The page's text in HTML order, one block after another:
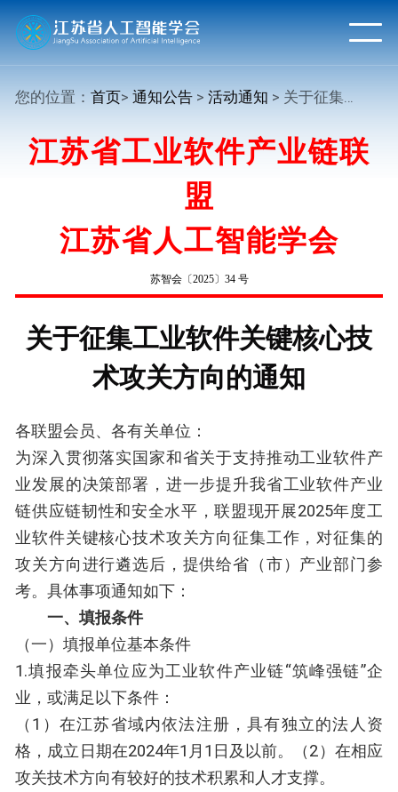
您的位置：首页>通知公告 >活动通知 > 关于征集工业软件关键核心技术攻关方向的通知
江苏省工业软件产业链联
盟
江苏省人工智能学会
苏智会〔2025〕34 号
关于征集工业软件关键核心技
术攻关方向的通知
各联盟会员、各有关单位：
为深入贯彻落实国家和省关于支持推动工业软件产
业发展的决策部署，进一步提升我省工业软件产业
链供应链韧性和安全水平，联盟现开展2025年度工
业软件关键核心技术攻关方向征集工作，对征集的
攻关方向进行遴选后，提供给省（市）产业部门参
考。具体事项通知如下：
一、填报条件
（一）填报单位基本条件
1.填报牵头单位应为工业软件产业链“筑峰强链”企
业，或满足以下条件：
（1）在江苏省域内依法注册，具有独立的法人资
格，成立日期在2024年1月1日及以前。（2）在相应
攻关技术方向有较好的技术积累和人才支撑。